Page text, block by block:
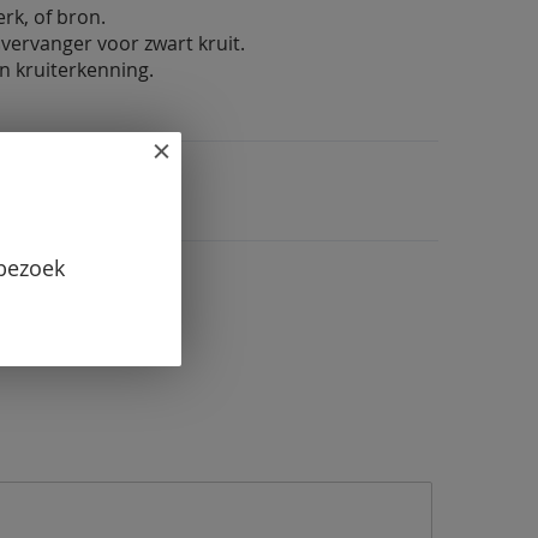
of bron.
voor zwart kruit.
kruiterkenning.